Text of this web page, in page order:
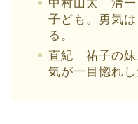
中村山太 清一
子ども。勇気
る。
直紀 祐子の妹
気が一目惚れし